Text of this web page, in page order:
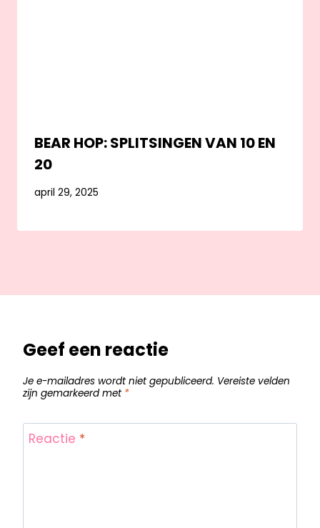
BEAR HOP: SPLITSINGEN VAN 10 EN
20
april 29, 2025
Geef een reactie
Je e-mailadres wordt niet gepubliceerd. Vereiste velden
zijn gemarkeerd met *
Reactie *